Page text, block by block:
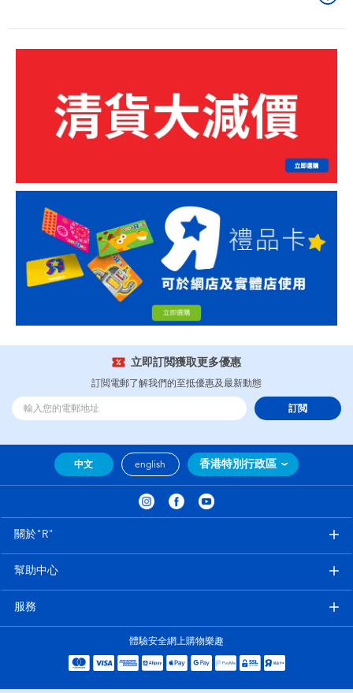
立即訂閲獲取更多優惠
訂閲電郵了解我們的至抵優惠及最新動態
訂閲
中文 english 香港特別行政區
關於"R"
幫助中心
服務
體驗安全網上購物樂趣